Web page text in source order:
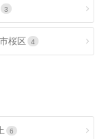
3
桜区 4
6